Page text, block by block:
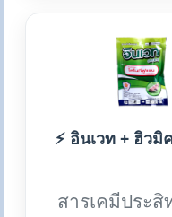
⚡ อินเวท + ฮิว
สารเคมีประ